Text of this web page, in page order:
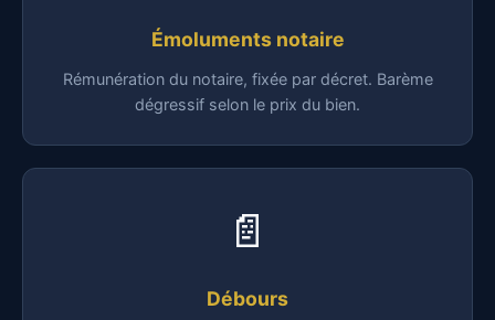
Émoluments notaire
Rémunération du notaire, fixée par décret. Barème
dégressif selon le prix du bien.
📄
Débours